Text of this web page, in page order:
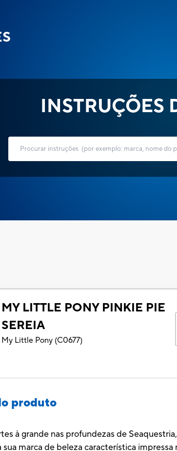
INSTRUÇÕES
MY LITTLE PONY PINKIE PIE
SEREIA
My Little Pony (C0677)
produto
à grande nas profundezas de
marca de beleza característica